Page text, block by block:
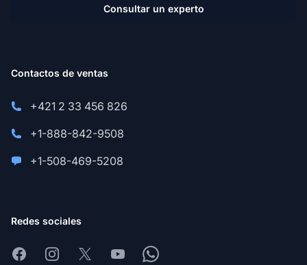
Consultar un experto
Contactos de ventas
+421 2 33 456 826
+1-888-842-9508
+1-508-469-5208
Redes sociales
FacebookInstagram
X YoutubeWhatsapp